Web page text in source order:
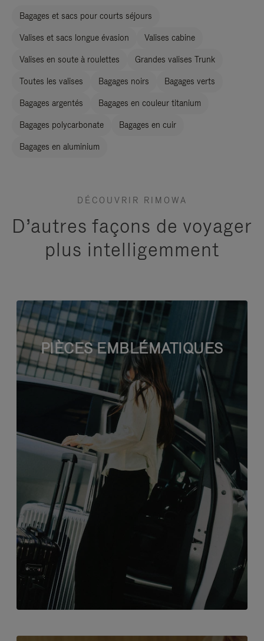
Bagages et sacs pour courts séjours
Valises et sacs longue évasion Valises cabine
Valises en soute à roulettes Grandes valises Trunk
Toutes les valises Bagages noirs Bagages verts
Bagages argentés Bagages en couleur titanium
Bagages polycarbonate Bagages en cuir
Bagages en aluminium
DÉCOUVRIR RIMOWA
D’autres façons de voyager
plus intelligemment
PIÈCES EMBLÉMATIQUES